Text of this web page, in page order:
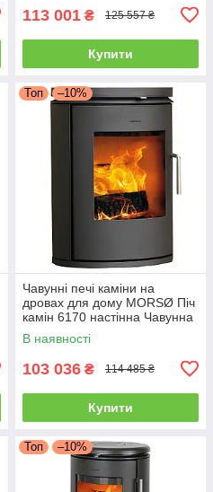
113 001 ₴ 125 557 ₴
Купити
Топ –10%
Чавунні печі каміни на
дровах для дому MORSØ Піч
камін 6170 настінна Чавунна
піч тривалого горіння 5.8кВт
В наявності
103 036 ₴ 114 485 ₴
Купити
Топ –10%